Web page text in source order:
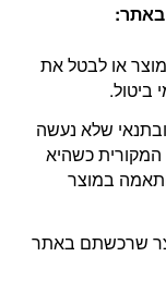
באתר:
או לבטל את
שלא נעשה
המקורית כשהיא
במוצר
שרכשתם באתר